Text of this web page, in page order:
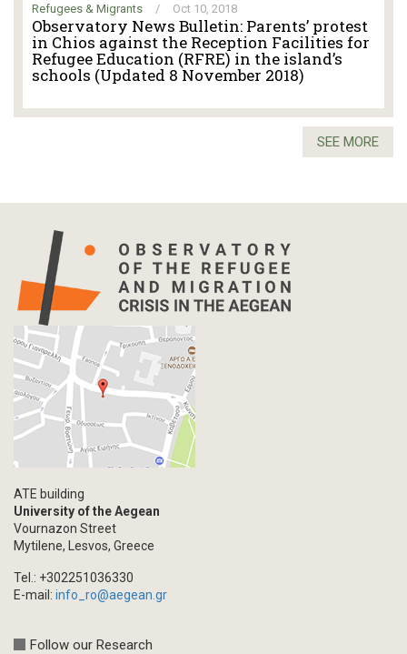
Refugees & Migrants / Oct 10, 2018
Observatory News Bulletin: Parents’ protest
in Chios against the Reception Facilities for
Refugee Education (RFRE) in the island’s
schools (Updated 8 November 2018)
SEE MORE
ATE building
University of the Aegean
Vournazon Street
Mytilene, Lesvos, Greece
Tel.: +302251036330
E-mail: info_ro@aegean.gr
Follow our Research